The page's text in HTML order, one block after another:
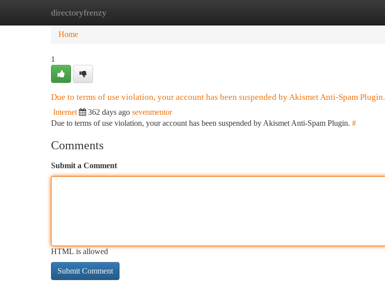
directoryfrenzy
Home New Site Listings
Home
1
Due to terms of use violation, your account has been suspended by Akismet Anti-Spam Plugin.
Internet 362 days ago sevenmentor
Due to terms of use violation, your account has been suspended by Akismet Anti-Spam Plugin. #
Comments
Submit a Comment
HTML is allowed